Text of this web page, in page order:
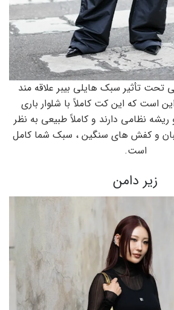
تحت تأثیر سبک هایلی بیبر علاقه مند
است که این کت کاملاً با شلوار باری
نظامی دارند و کاملاً طبیعی به نظر
و کفش های سنگین ، سبک شما کامل
است.
زیر دامن